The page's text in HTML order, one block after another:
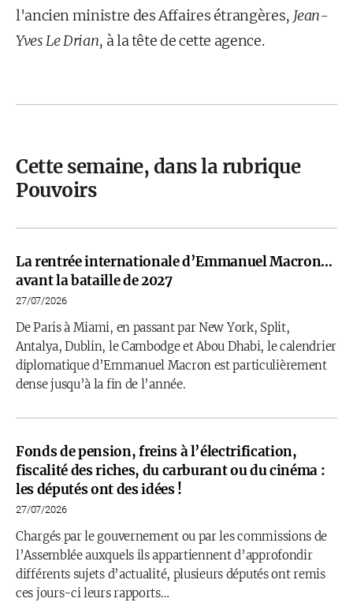
l'ancien ministre des Affaires étrangères, Jean-
Yves Le Drian, à la tête de cette agence.
Cette semaine, dans la rubrique
Pouvoirs
La rentrée internationale d’Emmanuel Macron…
avant la bataille de 2027
27/07/2026
De Paris à Miami, en passant par New York, Split,
Antalya, Dublin, le Cambodge et Abou Dhabi, le calendrier
diplomatique d’Emmanuel Macron est particulièrement
dense jusqu’à la fin de l’année.
Fonds de pension, freins à l’électrification,
fiscalité des riches, du carburant ou du cinéma :
les députés ont des idées !
27/07/2026
Chargés par le gouvernement ou par les commissions de
l’Assemblée auxquels ils appartiennent d’approfondir
différents sujets d’actualité, plusieurs députés ont remis
ces jours-ci leurs rapports…